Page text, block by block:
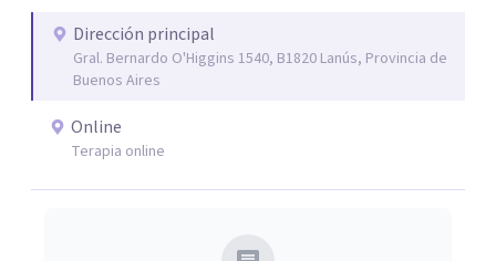
verdadero ser.
Dirección principal
Gral. Bernardo O'Higgins 1540, B1820 Lanús, Provincia de
Buenos Aires
Online
Terapia online